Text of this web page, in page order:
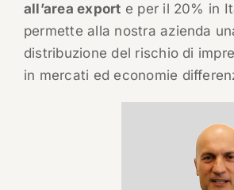
all’area export e per il 20% in
permette alla nostra azienda
distribuzione del rischio di
in mercati ed economie